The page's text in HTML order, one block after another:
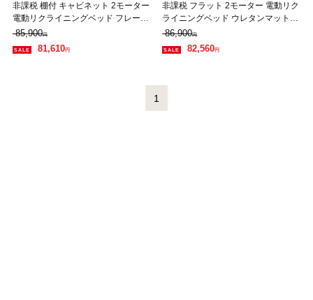
非課税 棚付 キャビネット 2モーター
電動リクライニングベッド フレーム
のみ シングル 高さ4段階調整 LED照
明 コンセント付
85,900円
81,610円
非課税 フラット 2モーター 電動リク
ライニングベッド ウレタンマットレ
ス シングル パネル型ベッド フラッ
ト 背上げと脚上げが同時動作
86,900円
82,560円
1